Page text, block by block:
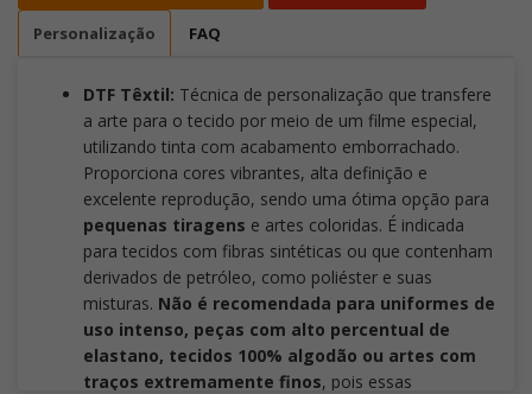
Personalização FAQ
DTF Têxtil: Técnica de personalização que transfere
a arte para o tecido por meio de um filme especial,
utilizando tinta com acabamento emborrachado.
Proporciona cores vibrantes, alta definição e
excelente reprodução, sendo uma ótima opção para
pequenas tiragens e artes coloridas. É indicada
para tecidos com fibras sintéticas ou que contenham
derivados de petróleo, como poliéster e suas
misturas. Não é recomendada para uniformes de
uso intenso, peças com alto percentual de
elastano, tecidos 100% algodão ou artes com
traços extremamente finos, pois essas